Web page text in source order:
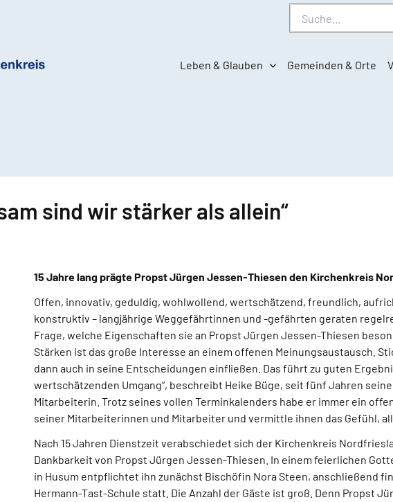
Suche
Leben & Glauben Gemeinden & Orte
sind wir stärker als allein“
15 Jahre lang prägte Propst Jürgen Jessen-Thiesen den Kirchenkreis
Offen, innovativ, geduldig, wohlwollend, wertschätzend, freundlich,
konstruktiv – langjährige Weggefährtinnen und -gefährten geraten
Frage, welche Eigenschaften sie an Propst Jürgen Jessen-Thiesen
Stärken ist das große Interesse an einem offenen Meinungsaustausch.
dann auch in seine Entscheidungen einfließen. Das führt zu guten
wertschätzenden Umgang“, beschreibt Heike Büge, seit fünf Jahren
Mitarbeiterin. Trotz seines vollen Terminkalenders habe er immer ein
seiner Mitarbeiterinnen und Mitarbeiter und vermittle ihnen das Gefühl,
Nach 15 Jahren Dienstzeit verabschiedet sich der Kirchenkreis
Dankbarkeit von Propst Jürgen Jessen-Thiesen. In einem feierlichen
in Husum entpflichtet ihn zunächst Bischöfin Nora Steen, anschließend
Hermann-Tast-Schule statt. Die Anzahl der Gäste ist groß. Denn Propst